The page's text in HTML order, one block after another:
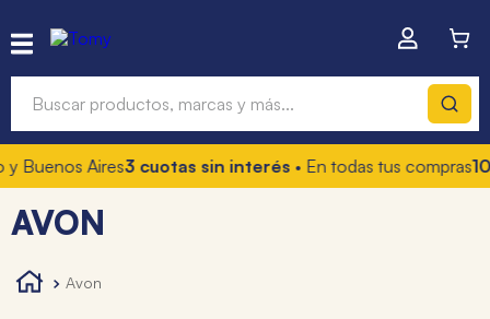
Buenos Aires3 cuotas sin interés• En todas tus compras
AVON
avon
Términos más buscados
1.
hot wheels
3.